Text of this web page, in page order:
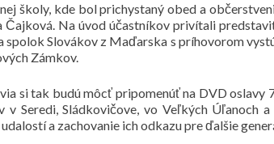
školy, kde bol prichystaný obed a
Na úvod účastníkov privítali
Slovákov z Maďarska s príhovorom
Zámkov.
si tak budú môcť pripomenúť na DVD
Seredi, Sládkovičove, vo Veľkých
a zachovanie ich odkazu pre ďalšie